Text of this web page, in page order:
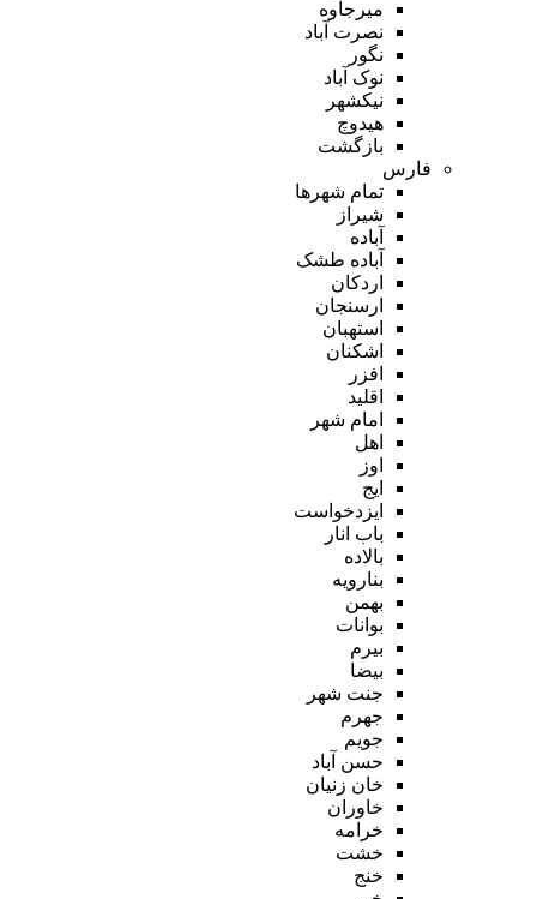
میرجاوه
نصرت آباد
نگور
نوک آباد
نیکشهر
هیدوچ
بازگشت
فارس
تمام شهر‌ها
شیراز
آباده
آباده طشک
اردکان
ارسنجان
استهبان
اشکنان
افزر
اقلید
امام شهر
اهل
اوز
ایج
ایزدخواست
باب انار
بالاده
بنارویه
بهمن
بوانات
بیرم
بیضا
جنت شهر
جهرم
جویم
حسن آباد
خان زنیان
خاوران
خرامه
خشت
خنج